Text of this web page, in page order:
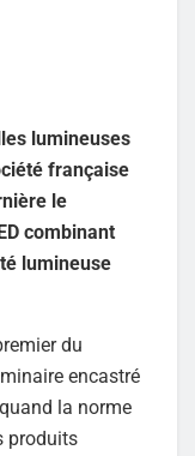
lumineuses
française
le
combinant
lumineuse
du
encastré
la norme
produits